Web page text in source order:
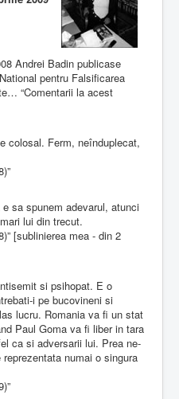
Andrei Badin publicase
pentru Falsificarea
“Comentarii la acest
colosal. Ferm, neînduplecat,
sa spunem adevarul, atunci
lui din trecut.
[sublinierea mea - din 2
si psihopat. E o
i pe bucovineni si
lucru. Romania va fi un stat
Paul Goma va fi liber in tara
ca si adversarii lui. Prea ne-
numai o singura